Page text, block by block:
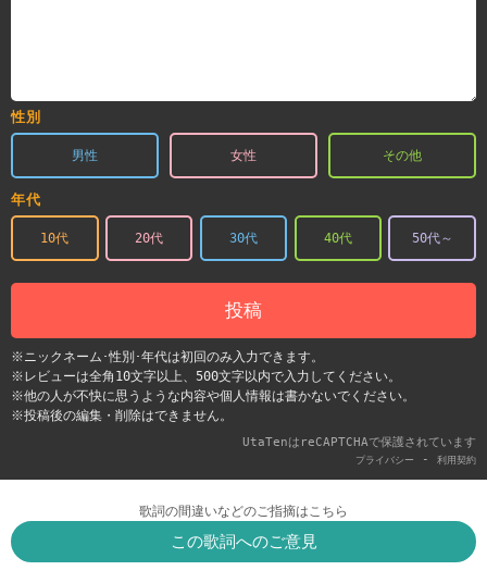
性別
男性 女性 その他
年代
10代 20代 30代 40代 50代～
投稿
※ニックネーム･性別･年代は初回のみ入力できます。
※レビューは全角10文字以上、500文字以内で入力してください。
※他の人が不快に思うような内容や個人情報は書かないでください。
※投稿後の編集・削除はできません。
UtaTenはreCAPTCHAで保護されています
プライバシー - 利用契約
歌詞の間違いなどのご指摘はこちら
この歌詞へのご意見